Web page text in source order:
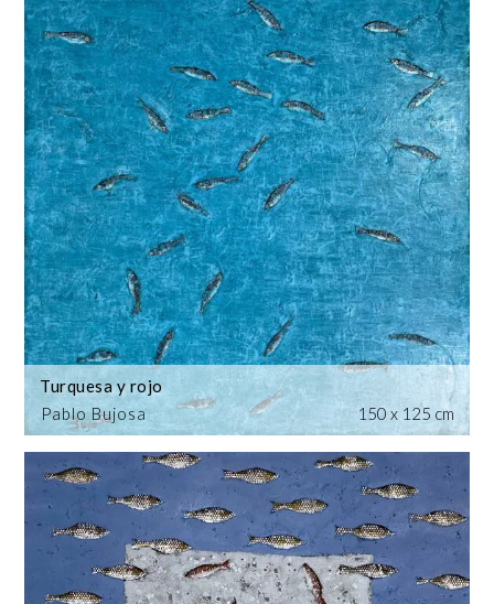
Pablo Bujosa
Turquesa y rojo
150 x 125 cm